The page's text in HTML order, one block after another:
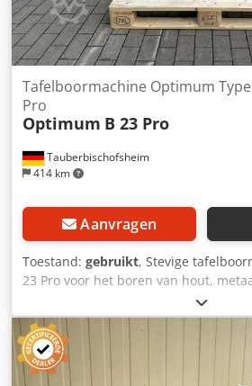
Tauberbischofsheim
414 km
Tafelboormachine Optimum Type
Pro
Optimum B 23 Pro
Aanvragen
Toestand: gebruikt, Stevige
23 Pro voor het boren van hout,
materialen, voorzien van een
Aahja Technische specificaties: -
Aansluitvermogen: 750 W // 400 V //